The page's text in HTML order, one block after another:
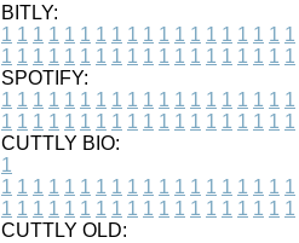
BITLY:
1 1 1 1 1 1 1 1 1 1 1 1 1 1 1 1 1 1 1
1 1 1 1 1 1 1 1 1 1 1 1 1 1 1 1 1 1 1
SPOTIFY:
1 1 1 1 1 1 1 1 1 1 1 1 1 1 1 1 1 1 1
1 1 1 1 1 1 1 1 1 1 1 1 1 1 1 1 1 1 1
CUTTLY BIO:
1
1 1 1 1 1 1 1 1 1 1 1 1 1 1 1 1 1 1 1
1 1 1 1 1 1 1 1 1 1 1 1 1 1 1 1 1 1 1
CUTTLY OLD: